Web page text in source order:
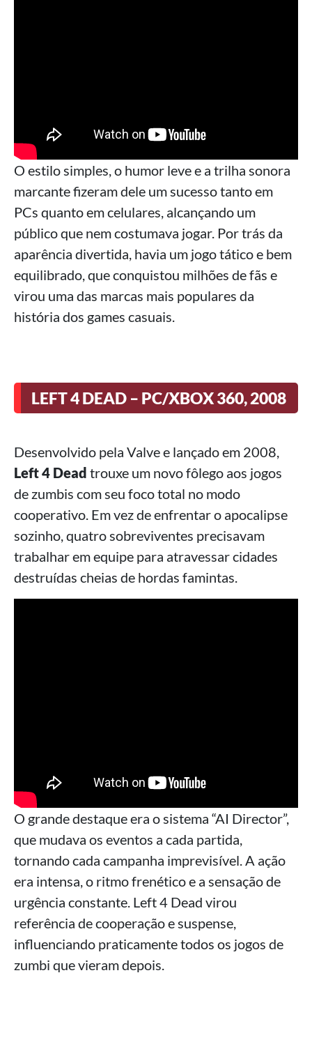
O estilo simples, o humor leve e a trilha sonora
marcante fizeram dele um sucesso tanto em
PCs quanto em celulares, alcançando um
público que nem costumava jogar. Por trás da
aparência divertida, havia um jogo tático e bem
equilibrado, que conquistou milhões de fãs e
virou uma das marcas mais populares da
história dos games casuais.
LEFT 4 DEAD – PC/XBOX 360, 2008
Desenvolvido pela Valve e lançado em 2008,
Left 4 Dead trouxe um novo fôlego aos jogos
de zumbis com seu foco total no modo
cooperativo. Em vez de enfrentar o apocalipse
sozinho, quatro sobreviventes precisavam
trabalhar em equipe para atravessar cidades
destruídas cheias de hordas famintas.
O grande destaque era o sistema “AI Director”,
que mudava os eventos a cada partida,
tornando cada campanha imprevisível. A ação
era intensa, o ritmo frenético e a sensação de
urgência constante. Left 4 Dead virou
referência de cooperação e suspense,
influenciando praticamente todos os jogos de
zumbi que vieram depois.